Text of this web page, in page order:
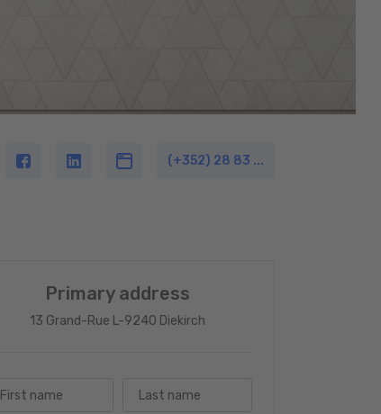
(+352) 28 83 ...
Primary address
13 Grand-Rue L-9240 Diekirch
First name Last name